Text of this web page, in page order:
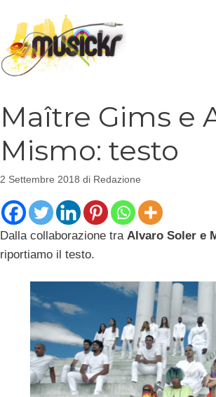
Maître Gims e
Mismo: testo
2 Settembre 2018 di Redazione
Dalla collaborazione tra Alvaro Soler e
riportiamo il testo.